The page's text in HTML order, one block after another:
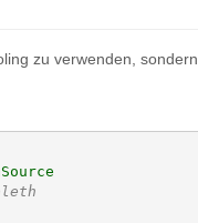
zu verwenden, sondern